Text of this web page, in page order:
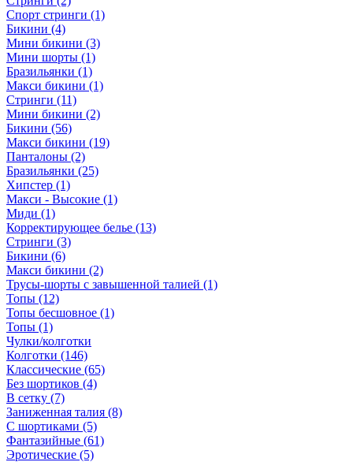
Спорт стринги (1)
Бикини (4)
Мини бикини (3)
Мини шорты (1)
Бразильянки (1)
Макси бикини (1)
Стринги (11)
Мини бикини (2)
Бикини (56)
Макси бикини (19)
Панталоны (2)
Бразильянки (25)
Хипстер (1)
Макси - Высокие (1)
Миди (1)
Корректирующее белье (13)
Стринги (3)
Бикини (6)
Макси бикини (2)
Трусы-шорты с завышенной талией (1)
Топы (12)
Топы бесшовное (1)
Топы (1)
Чулки/колготки
Колготки (146)
Классические (65)
Без шортиков (4)
В сетку (7)
Заниженная талия (8)
C шортиками (5)
Фантазийные (61)
Эротические (5)